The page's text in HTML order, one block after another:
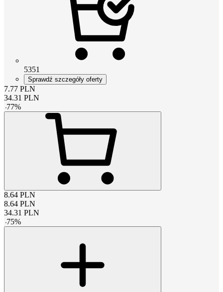
5351
Sprawdź szczegóły oferty
7.77 PLN
34.31 PLN
-77%
8.64 PLN
8.64 PLN
34.31 PLN
-75%